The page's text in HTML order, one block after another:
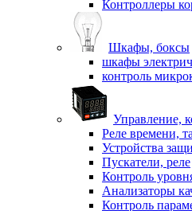
Контроллеры
Шкафы, боксы
шкафы
контроль
Управление,
Реле времени,
Устройства
Пускатели, реле
Контроль
Анализаторы
Контроль